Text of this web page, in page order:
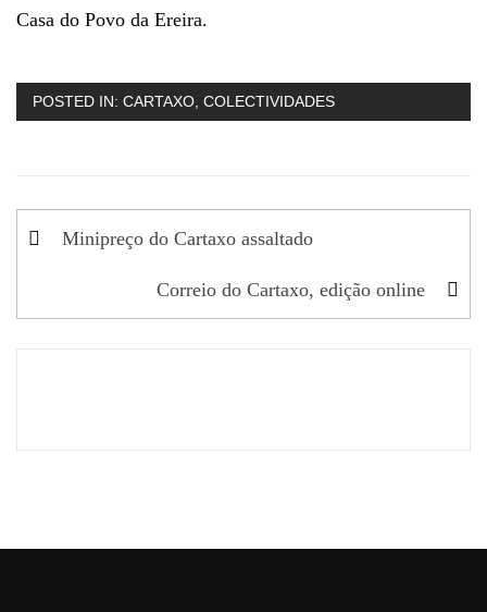
Casa do Povo da Ereira.
POSTED IN: CARTAXO COLECTIVIDADES
Navegação
Minipreço do Cartaxo assaltado
Correio do Cartaxo, edição online